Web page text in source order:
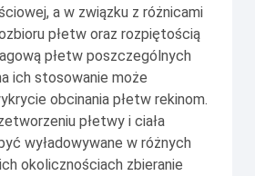
a w związku z różnicami
płetw oraz rozpiętością
płetw poszczególnych
ich stosowanie może
obcinania płetw rekinom.
płetwy i ciała
wyładowywane w różnych
okolicznościach zbieranie